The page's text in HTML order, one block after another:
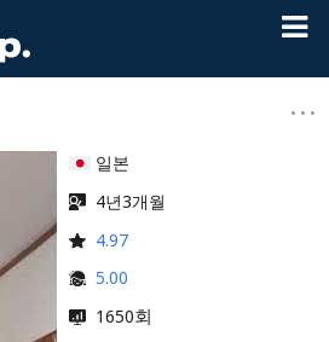
일본
4년3개월
4.97
5.00
1650회